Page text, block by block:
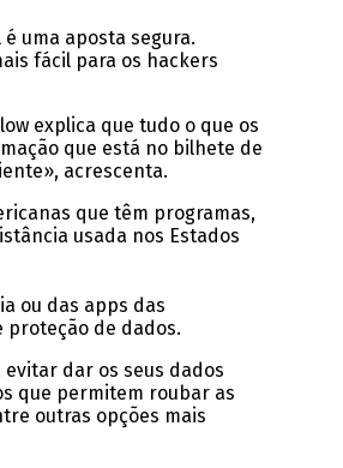
uma aposta segura.
fácil para os hackers
explica que tudo o que os
que está no bilhete de
acrescenta.
que têm programas,
usada nos Estados
ou das apps das
proteção de dados.
dar os seus dados
que permitem roubar as
outras opções mais